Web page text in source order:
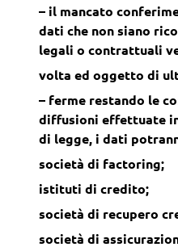
– il mancato
dati che non siano
legali o contrattuali
volta ed oggetto di
– ferme restando le
diffusioni effettuate
di legge, i dati
società di factoring;
istituti di credito;
società di recupero
società di